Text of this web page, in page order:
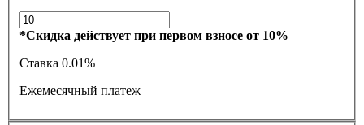
*Скидка действует при первом взносе от 10%
Ставка 0.01%
Ежемесячный платеж